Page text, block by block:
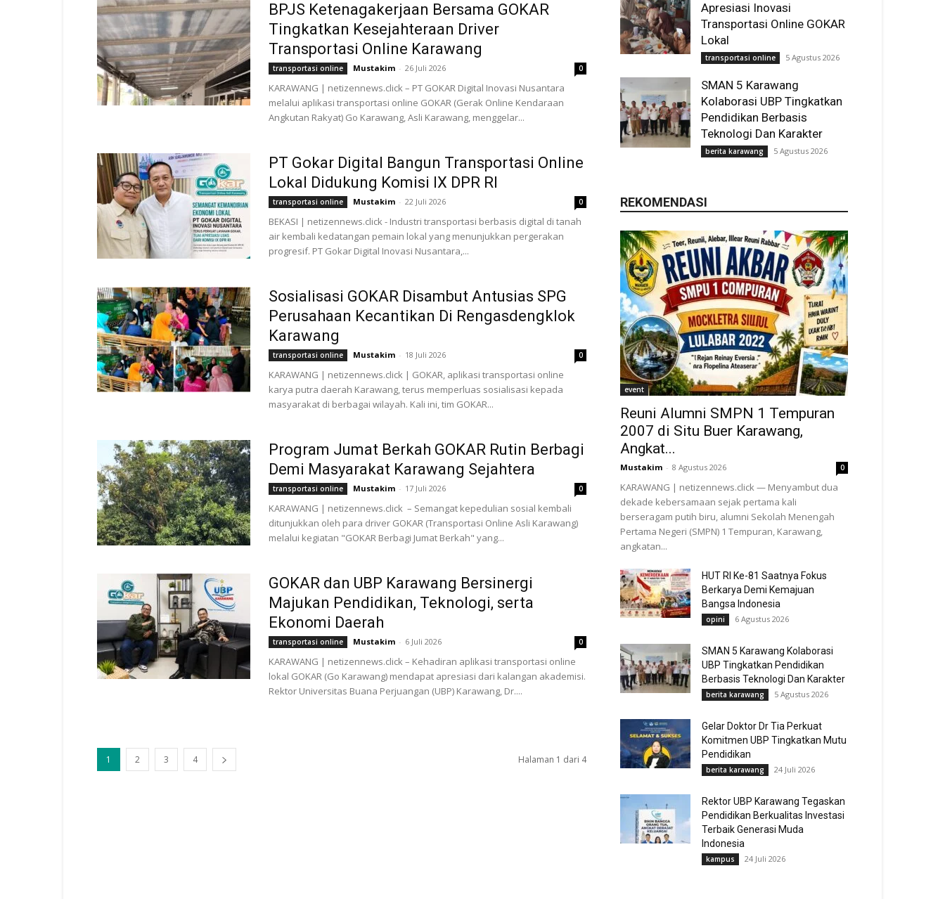
BPJS Ketenagakerjaan Bersama GOKAR
Tingkatkan Kesejahteraan Driver
Transportasi Online Karawang
transportasi online Mustakim - 26 Juli 2026 0
KARAWANG | netizennews.click – PT GOKAR Digital Inovasi Nusantara
melalui aplikasi transportasi online GOKAR (Gerak Online Kendaraan
Angkutan Rakyat) Go Karawang, Asli Karawang, menggelar...
PT Gokar Digital Bangun Transportasi Online
Lokal Didukung Komisi IX DPR RI
transportasi online Mustakim - 22 Juli 2026 0
BEKASI | netizennews.click - Industri transportasi berbasis digital di tanah
air kembali kedatangan pemain lokal yang menunjukkan pergerakan
progresif. PT Gokar Digital Inovasi Nusantara,...
Sosialisasi GOKAR Disambut Antusias SPG
Perusahaan Kecantikan Di Rengasdengklok
Karawang
transportasi online Mustakim - 18 Juli 2026 0
KARAWANG | netizennews.click | GOKAR, aplikasi transportasi online
karya putra daerah Karawang, terus memperluas sosialisasi kepada
masyarakat di berbagai wilayah. Kali ini, tim GOKAR...
Program Jumat Berkah GOKAR Rutin Berbagi
Demi Masyarakat Karawang Sejahtera
transportasi online Mustakim - 17 Juli 2026 0
KARAWANG | netizennews.click – Semangat kepedulian sosial kembali
ditunjukkan oleh para driver GOKAR (Transportasi Online Asli Karawang)
melalui kegiatan "GOKAR Berbagi Jumat Berkah" yang...
GOKAR dan UBP Karawang Bersinergi
Majukan Pendidikan, Teknologi, serta
Ekonomi Daerah
transportasi online Mustakim - 6 Juli 2026 0
KARAWANG | netizennews.click – Kehadiran aplikasi transportasi online
lokal GOKAR (Go Karawang) mendapat apresiasi dari kalangan akademisi.
Rektor Universitas Buana Perjuangan (UBP) Karawang, Dr....
1 2 3 4 Halaman 1 dari 4
Apresiasi Inovasi
Transportasi Online GOKAR
Lokal
transportasi online 5 Agustus 2026
SMAN 5 Karawang
Kolaborasi UBP Tingkatkan
Pendidikan Berbasis
Teknologi Dan Karakter
berita karawang 5 Agustus 2026
REKOMENDASI
event
Reuni Alumni SMPN 1 Tempuran
2007 di Situ Buer Karawang,
Angkat...
Mustakim - 8 Agustus 2026 0
KARAWANG | netizennews.click — Menyambut dua
dekade kebersamaan sejak pertama kali
berseragam putih biru, alumni Sekolah Menengah
Pertama Negeri (SMPN) 1 Tempuran, Karawang,
angkatan...
HUT RI Ke-81 Saatnya Fokus
Berkarya Demi Kemajuan
Bangsa Indonesia
opini 6 Agustus 2026
SMAN 5 Karawang Kolaborasi
UBP Tingkatkan Pendidikan
Berbasis Teknologi Dan Karakter
berita karawang 5 Agustus 2026
Gelar Doktor Dr Tia Perkuat
Komitmen UBP Tingkatkan Mutu
Pendidikan
berita karawang 24 Juli 2026
Rektor UBP Karawang Tegaskan
Pendidikan Berkualitas Investasi
Terbaik Generasi Muda
Indonesia
kampus 24 Juli 2026